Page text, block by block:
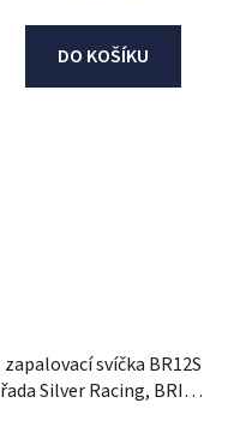
DO KOŠÍKU
zapalovací svíčka BR12S
řada Silver Racing, BRISK